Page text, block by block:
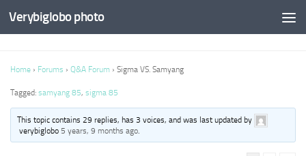
Verybiglobo photo
Home › Forums › Q&A Forum › Sigma VS. Samyang
Tagged: samyang 85, sigma 85
This topic contains 29 replies, has 3 voices, and was last updated by
verybiglobo 5 years, 9 months ago.